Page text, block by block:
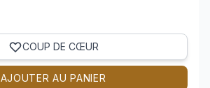
COUP DE CŒUR
AJOUTER AU PANIER